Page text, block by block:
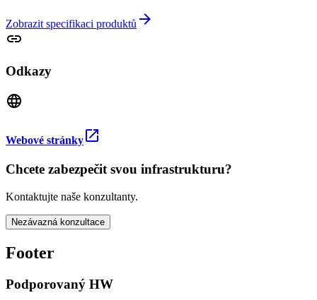
Zobrazit specifikaci produktů arrow_forward
link
Odkazy
language
Webové stránkyopen_in_new
Chcete zabezpečit svou infrastrukturu?
Kontaktujte naše konzultanty.
Nezávazná konzultace
Footer
Podporovaný HW